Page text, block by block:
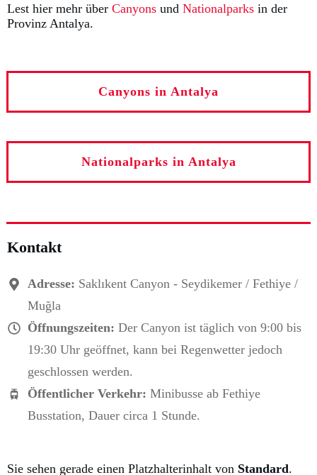
Lest hier mehr über Canyons und Nationalparks in der
Provinz Antalya.
Canyons in Antalya
Nationalparks in Antalya
Kontakt
Adresse: Saklıkent Canyon - Seydikemer / Fethiye /
Muğla
Öffnungszeiten: Der Canyon ist täglich von 9:00 bis
19:30 Uhr geöffnet, kann bei Regenwetter jedoch
geschlossen werden.
Öffentlicher Verkehr: Minibusse ab Fethiye
Busstation, Dauer circa 1 Stunde.
Sie sehen gerade einen Platzhalterinhalt von Standard.